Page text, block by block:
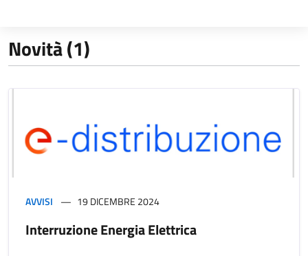
Novità (1)
AVVISI 19 DICEMBRE 2024
Interruzione Energia Elettrica